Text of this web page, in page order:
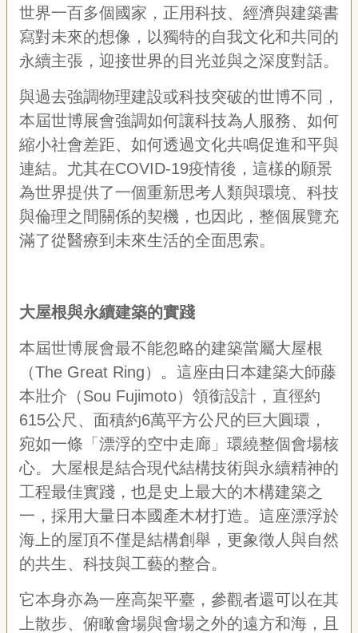
影
音
專
區
關
於
我
們
隱
私
權
宣
告
網
導
聯
絡
們
資
訊
安
政
策
訊
政
世界一百多個國家，正用科技、經濟與建築書
寫對未來的想像，以獨特的自我文化和共同的
永續主張，迎接世界的目光並與之深度對話。
與過去強調物理建設或科技突破的世博不同，
本屆世博展會強調如何讓科技為人服務、如何
縮小社會差距、如何透過文化共鳴促進和平與
連結。尤其在COVID-19疫情後，這樣的願景
為世界提供了一個重新思考人類與環境、科技
與倫理之間關係的契機，也因此，整個展覽充
滿了從醫療到未來生活的全面思索。
大屋根與永續建築的實踐
本屆世博展會最不能忽略的建築當屬大屋根
（The Great Ring）。這座由日本建築大師藤
本壯介（Sou Fujimoto）領銜設計，直徑約
615公尺、面積約6萬平方公尺的巨大圓環，
宛如一條「漂浮的空中走廊」環繞整個會場核
心。大屋根是結合現代結構技術與永續精神的
工程最佳實踐，也是史上最大的木構建築之
一，採用大量日本國產木材打造。這座漂浮於
海上的屋頂不僅是結構創舉，更象徵人與自然
的共生、科技與工藝的整合。
它本身亦為一座高架平臺，參觀者還可以在其
上散步、俯瞰會場與會場之外的遠方和海，且